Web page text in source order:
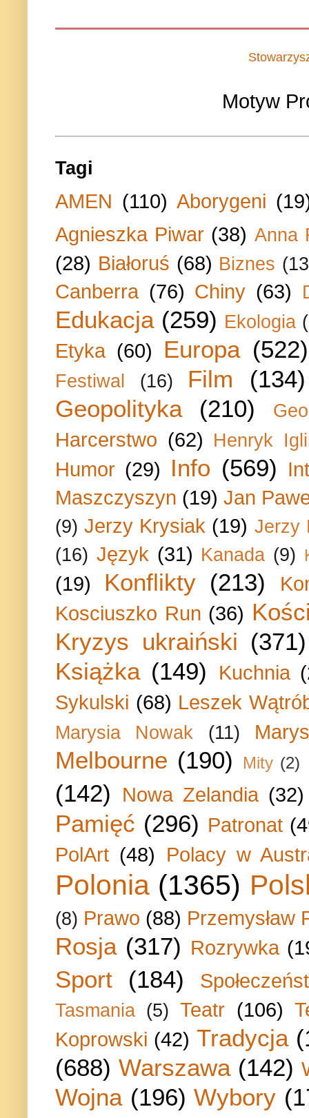
Motyw
Tagi
AMEN (110) Aborygeni
Agnieszka Piwar (38) Anna
(28) Białoruś (68) Biznes
Canberra (76) Chiny (63)
Edukacja (259) Ekologia
Etyka (60) Europa (522)
Festiwal (16) Film
(134)
Geopolityka
(210)
Harcerstwo (62) Henryk
Humor (29) Info (569)
Maszczyszyn (19) Jan
(9) Jerzy Krysiak (19) Jerzy
(16) Język (31) Kanada (9)
(19) Konflikty (213)
Kosciuszko Run (36)
Kryzys ukraiński (371)
Książka (149) Kuchnia
Sykulski (68) Leszek
Marysia Nowak (11)
Melbourne (190) Mity (2)
(142) Nowa Zelandia (32)
Pamięć (296) Patronat
PolArt (48) Polacy w
Polonia (1365)
(8) Prawo (88) Przemysław
Rosja (317) Rozrywka
Sport (184)
Tasmania (5) Teatr (106)
Koprowski (42) Tradycja
(688) Warszawa (142)
Wojna (196) Wybory